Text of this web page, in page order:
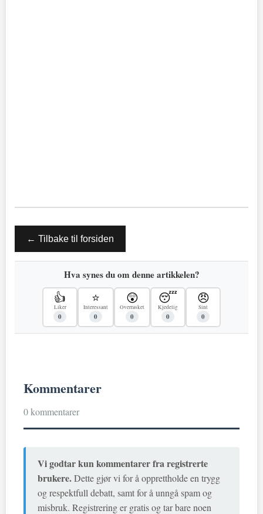
← Tilbake til forsiden
Hva synes du om denne artikkelen?
👍
Liker
0
⭐
Interessant
0
😲
Overrasket
0
😴
Kjedelig
0
😠
Sint
0
Kommentarer
0 kommentarer
Vi godtar kun kommentarer fra registrerte
brukere.Dette gjør vi for å opprettholde en trygg
og respektfull debatt, samt for å unngå spam og
misbruk. Registrering er gratis og tar bare noen